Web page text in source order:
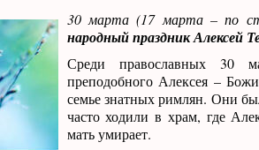
30 марта (17 марта – по
народный праздник Алексей
Среди православных 30
преподобного Алексея –
семье знатных римлян. Они
часто ходили в храм, где
мать умирает.